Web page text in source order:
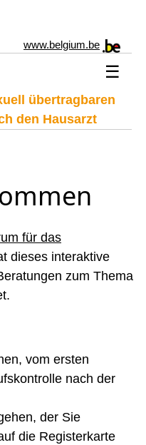
www.belgium.be
☰
übertragbaren
den Hausarzt
für das
dieses interaktive
zum Thema
vom ersten
nach der
der Sie
die Registerkarte